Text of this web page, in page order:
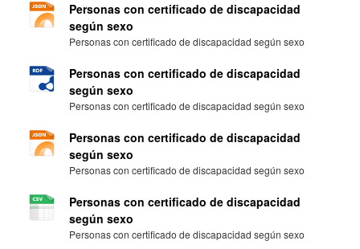
Personas con certificado de discapacidad
según sexo
Personas con certificado de discapacidad según sexo
Personas con certificado de discapacidad
según sexo
Personas con certificado de discapacidad según sexo
Personas con certificado de discapacidad
según sexo
Personas con certificado de discapacidad según sexo
Personas con certificado de discapacidad
según sexo
Personas con certificado de discapacidad según sexo